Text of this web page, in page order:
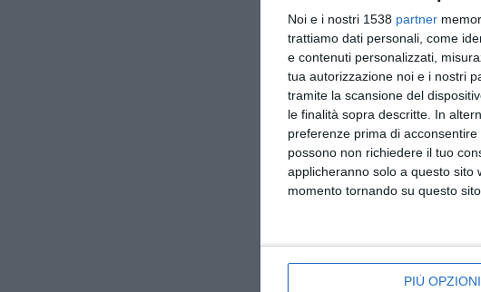
Noi e i nostri 1538 partner
trattiamo dati personali, come
e contenuti personalizzati,
tua autorizzazione noi e i nostri
tramite la scansione del
le finalità sopra descritte. In
preferenze prima di acconsentire
possono non richiedere il tuo
applicheranno solo a questo sito
momento tornando su questo
PIÙ OPZIONI